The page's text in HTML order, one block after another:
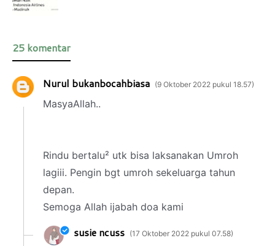
25 komentar
Nurul bukanbocahbiasa 9 Oktober 2022 pukul 18.57
MasyaAllah..
Rindu bertalu² utk bisa laksanakan Umroh
lagiii. Pengin bgt umroh sekeluarga tahun
depan.
Semoga Allah ijabah doa kami
susie ncuss 17 Oktober 2022 pukul 07.58